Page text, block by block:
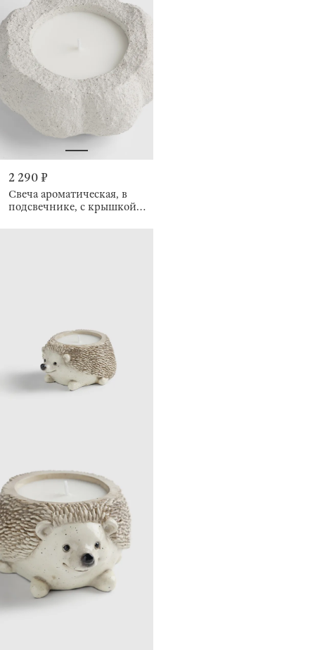
2 290 ₽
Свеча ароматическая, в
подсвечнике, с крышкой,